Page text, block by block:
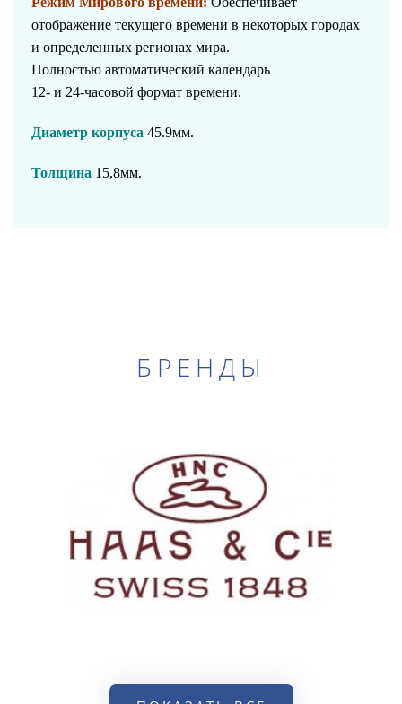
отображение текущего времени в некоторых городах
и определенных регионах мира.
Полностью автоматический календарь
12- и 24-часовой формат времени.
Диаметр корпуса 45.9мм.
Толщина 15,8мм.
БРЕНДЫ